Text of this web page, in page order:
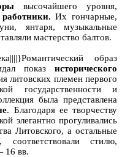
высочайшего уровня,
Их гончарные,
янтаря, музыкальные
мастерство балтов.
образ
показ исторического
литовских племен первого
государственности и
была представлена
. Благодаря ее творчеству
элегантно прогуливались
Литовского, а остальные
соответствовали стилю,
16 вв.